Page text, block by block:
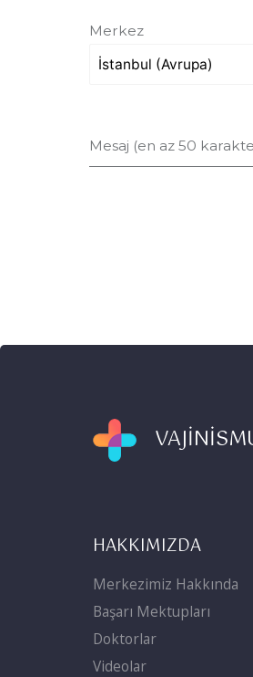
Merkez
Mesaj (en az 50
HAKKIMIZDA
Merkezimiz Hakkında
Başarı Mektupları
Doktorlar
Videolar